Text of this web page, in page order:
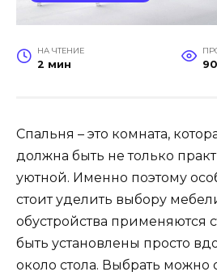
НА ЧТЕНИЕ
2 мин
Спальня – это комната,
должна быть не только
уютной. Именно поэтому
стоит уделить выбору
обустройства применяются
быть установлены просто
около стола. Выбрать